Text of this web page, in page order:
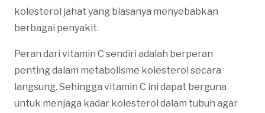
kolesterol jahat yang biasanya menyebabkan
berbagai penyakit.
Peran dari vitamin C sendiri adalah berperan
penting dalam metabolisme kolesterol secara
langsung. Sehingga vitamin C ini dapat berguna
untuk menjaga kadar kolesterol dalam tubuh agar